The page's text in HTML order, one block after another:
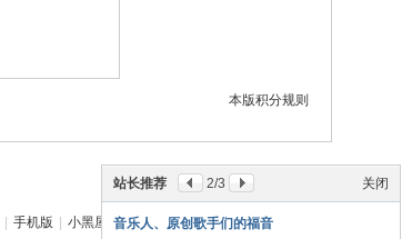
本版积分规则
关闭
站长推荐 2/3
音乐人、原创歌手们的福音
| 手机版 | 小黑屋 | 丽音音乐网(粤ICP备18151349号